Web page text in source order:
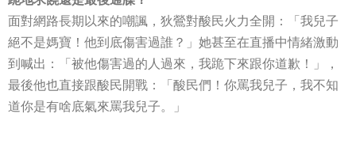
面對網路長期以來的嘲諷，狄鶯對酸民火力全開：「我兒子
絕不是媽寶！他到底傷害過誰？」她甚至在直播中情緒激動
到喊出：「被他傷害過的人過來，我跪下來跟你道歉！」，
最後他也直接跟酸民開戰：「酸民們！你罵我兒子，我不知
道你是有啥底氣來罵我兒子。」